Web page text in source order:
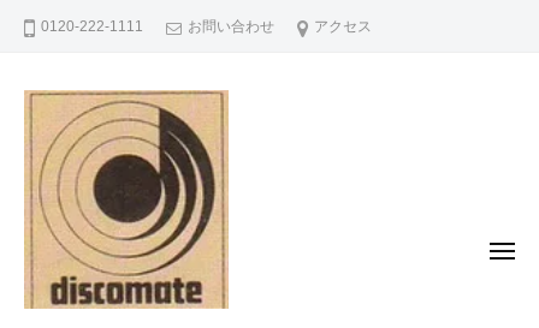
0120-222-1111 お問い合わせ アクセス
メ